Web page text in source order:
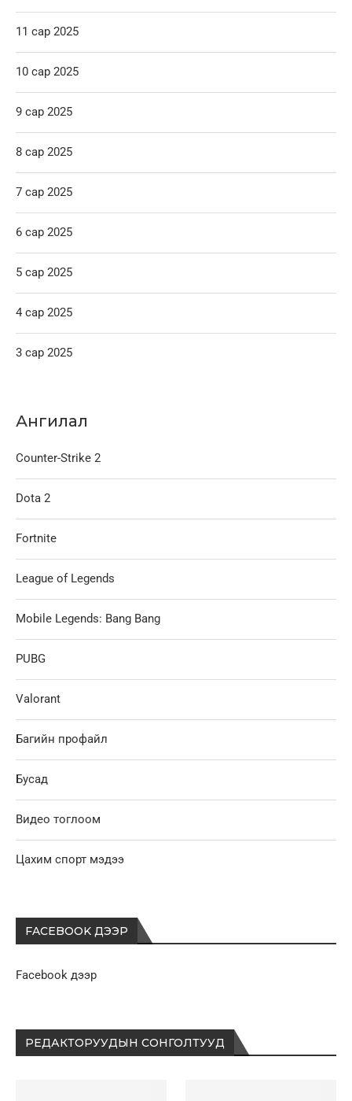
11 сар 2025
10 сар 2025
9 сар 2025
8 сар 2025
7 сар 2025
6 сар 2025
5 сар 2025
4 сар 2025
3 сар 2025
Ангилал
Counter-Strike 2
Dota 2
Fortnite
League of Legends
Mobile Legends: Bang Bang
PUBG
Valorant
Багийн профайл
Бусад
Видео тоглоом
Цахим спорт мэдээ
FACEBOOK ДЭЭР
Facebook дээр
РЕДАКТОРУУДЫН СОНГОЛТУУД